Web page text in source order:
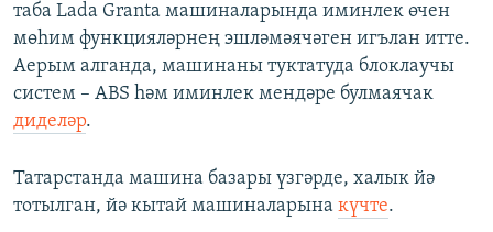
таба Lada Granta машиналарында иминлек өчен
мөһим функцияләрнең эшләмәячәген игълан итте.
Аерым алганда, машинаны туктатуда блоклаучы
систем – ABS һәм иминлек мендәре булмаячак
диделәр.
Татарстанда машина базары үзгәрде, халык йә
тотылган, йә кытай машиналарына күчте.